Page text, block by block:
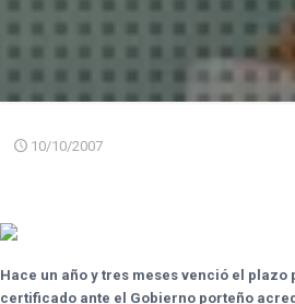
10/10/2007
Hace un año y tres meses venció el
certificado ante el Gobierno porteño